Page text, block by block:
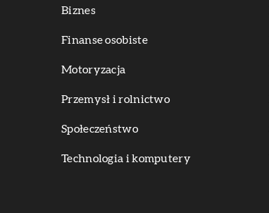
Biznes
Finanse osobiste
Motoryzacja
Przemysł i rolnictwo
Społeczeństwo
Technologia i komputery